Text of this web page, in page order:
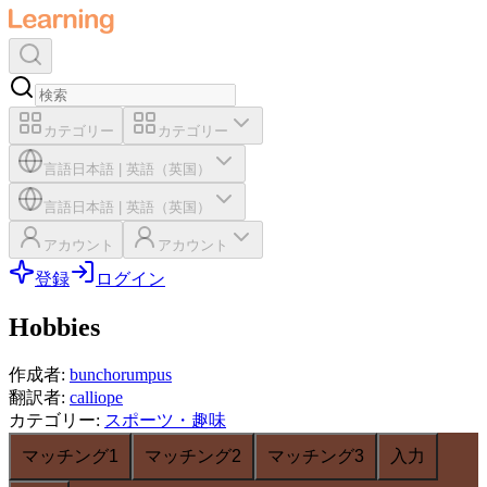
カテゴリー カテゴリー
言語 日本語 英語（英国）
言語 日本語 英語（英国）
アカウント アカウント
登録 ログイン
Hobbies
作成者: bunchorumpus
翻訳者: calliope
カテゴリー: スポーツ・趣味
マッチング1
マッチング2 マッチング3 入力